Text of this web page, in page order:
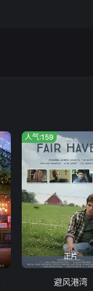
正片
人气:159
避风港湾